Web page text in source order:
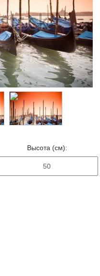
Высота (см):